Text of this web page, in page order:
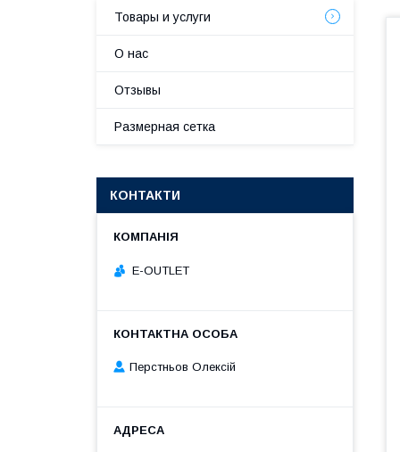
Товары и услуги
О нас
Отзывы
Размерная сетка
КОНТАКТИ
E-OUTLET
Перстньов Олексій